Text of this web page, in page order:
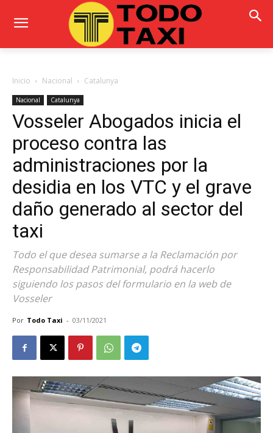
Inicio Nacional Catalunya
Nacional Catalunya
Vosseler Abogados inicia el
proceso contra las
administraciones por la
desidia en los VTC y el grave
daño generado al sector del
taxi
Todo el que desea sumarse a la Reclamación por
Responsabilidad Patrimonial, podrá hacerlo
siguiendo los pasos del formulario en la web de
Vosseler
Por Todo Taxi - 03/11/2021